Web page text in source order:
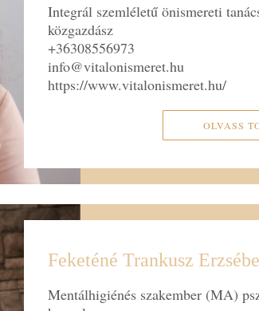
Integrál szemléletű önismereti
közgazdász
+36308556973
info@vitalonismeret.hu
https://www.vitalonismeret.hu/
OLVASS
Feketéné Trankusz
Mentálhigiénés szakember (MA)